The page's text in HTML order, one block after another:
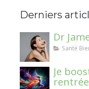
Derniers
Dr
Santé
Je